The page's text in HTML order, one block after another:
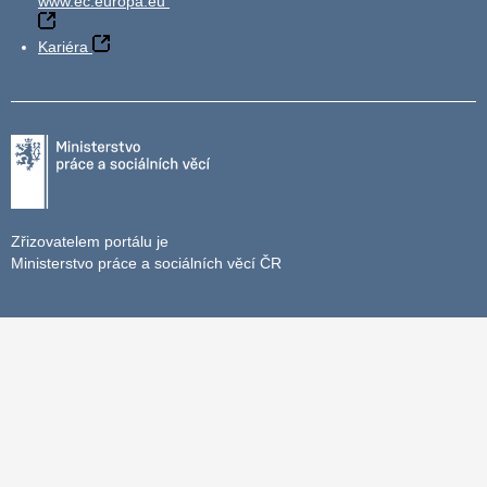
Kariéra
Zřizovatelem portálu je
Ministerstvo práce a sociálních věcí ČR